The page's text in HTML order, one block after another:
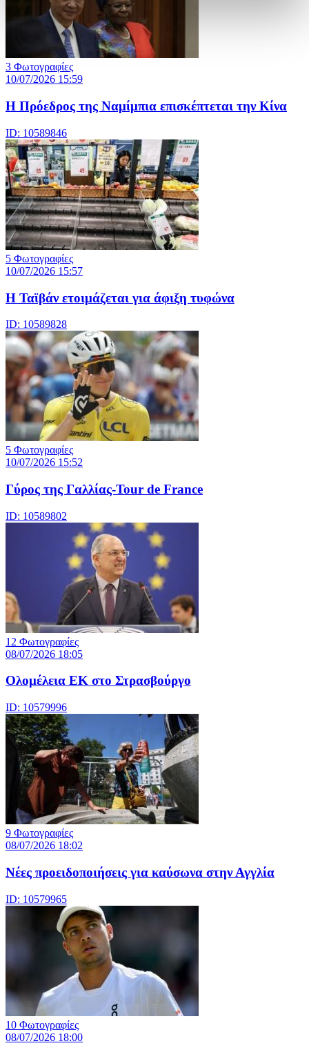
3 Φωτογραφίες
10/07/2026 15:59
Η Πρόεδρος της Ναμίμπια επισκέπτεται την Κίνα
ID: 10589846
5 Φωτογραφίες
10/07/2026 15:57
Η Ταϊβάν ετοιμάζεται για άφιξη τυφώνα
ID: 10589828
5 Φωτογραφίες
10/07/2026 15:52
Γύρος της Γαλλίας-Tour de France
ID: 10589802
12 Φωτογραφίες
08/07/2026 18:05
Ολομέλεια ΕΚ στο Στρασβούργο
ID: 10579996
9 Φωτογραφίες
08/07/2026 18:02
Νέες προειδοποιήσεις για καύσωνα στην Αγγλία
ID: 10579965
10 Φωτογραφίες
08/07/2026 18:00